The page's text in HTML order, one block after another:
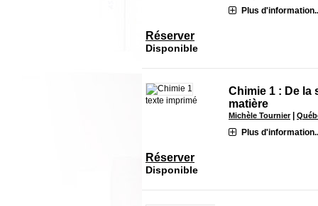
Plus
Réserver
Disponible
texte imprimé
Chimie 1 : De la
matière
Michèle Tournier |
Plus
Réserver
Disponible